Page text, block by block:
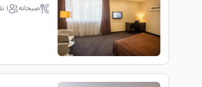
صبحانه 1 نفره